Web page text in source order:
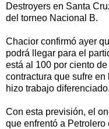
Destroyers en Santa
del torneo Nacional B.
Chacior confirmó ayer
podrá llegar para el
está al 100 por ciento
contractura que sufre
hizo trabajo diferenciado.
Con esta previsión, el
que enfrentó a